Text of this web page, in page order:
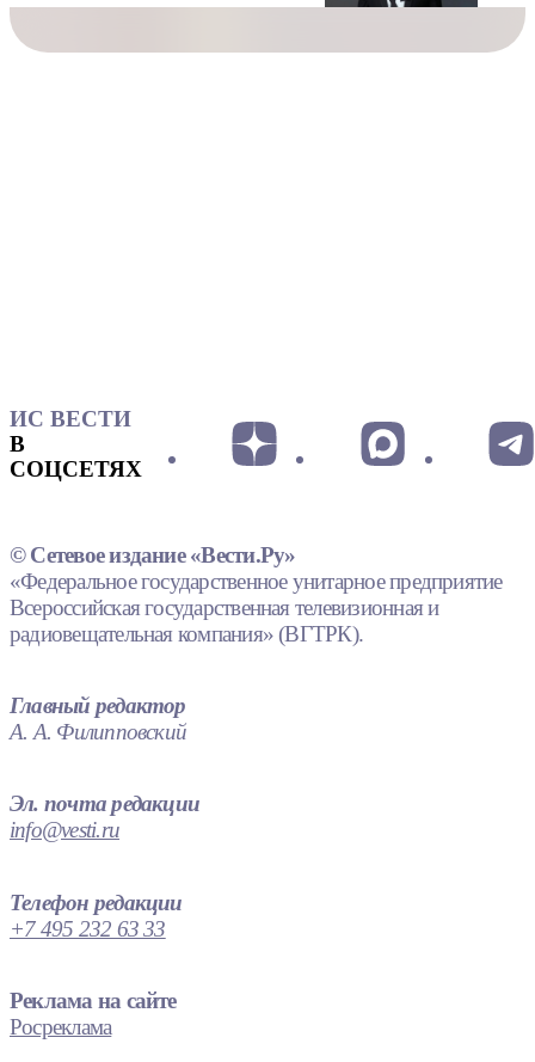
ИС ВЕСТИ
В
СОЦСЕТЯХ
© Сетевое издание «Вести.Ру»
«Федеральное государственное унитарное предприятие
Всероссийская государственная телевизионная и
радиовещательная компания» (ВГТРК).
Главный редактор
А. А. Филипповский
Эл. почта редакции
info@vesti.ru
Телефон редакции
+7 495 232 63 33
Реклама на сайте
Росреклама